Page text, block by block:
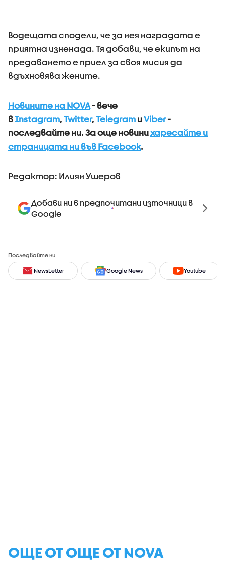
Водещата сподели, че за нея наградата е
приятна изненада. Тя добави, че екипът на
предаването е приел за своя мисия да
вдъхновява жените.
Новините на NOVA- вече
вInstagram, Twitter, Telegram иViber-
последвайте ни.За още новинихаресайте и
страницата ни във Facebook.
Редактор: Илиян Ушеров
Добави ни в предпочитани източници в
Google
Последвайте ни
NewsLetter Google News Youtube
ОЩЕ ОТ ОЩЕ ОТ NOVA